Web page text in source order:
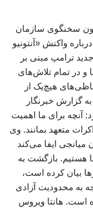
سخنگوی سازمان
واکنش «آنتونیو
ترامپ مبنی بر
در تمام تلاش‌های
هیچ‌یک از
گزارش خبرنگار
آنچه برای ما اهمیت
متعهد بمانند. وی
میانجی ایفا می‌کند
هستیم. بازگشت به
بیان کرده است،
به محدودیت آزادی
است. هانتا ویروس